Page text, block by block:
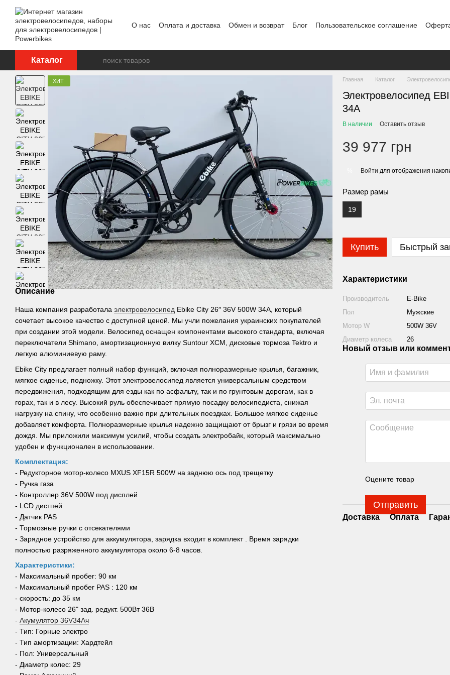
Перейти к основному контенту
О нас Оплата и доставка Обмен и возврат Блог Пользовательское соглашение
Каталог
ХИТ
Описание
Наша компания разработала электровелосипед Ebike City 26″ 36V 500W 34A, который
сочетает высокое качество с доступной ценой. Мы учли пожелания украинских покупателей
при создании этой модели. Велосипед оснащен компонентами высокого стандарта, включая
переключатели Shimano, амортизационную вилку Suntour XCM, дисковые тормоза Tektro и
легкую алюминиевую раму.
Ebike City предлагает полный набор функций, включая полноразмерные крылья, багажник,
мягкое сиденье, подножку. Этот электровелосипед является универсальным средством
передвижения, подходящим для езды как по асфальту, так и по грунтовым дорогам, как в
горах, так и в лесу. Высокий руль обеспечивает прямую посадку велосипедиста, снижая
нагрузку на спину, что особенно важно при длительных поездках. Большое мягкое сиденье
добавляет комфорта. Полноразмерные крылья надежно защищают от брызг и грязи во время
дождя. Мы приложили максимум усилий, чтобы создать электробайк, который максимально
удобен и функционален в использовании.
Комплектация:
- Редукторное мотор-колесо MXUS XF15R 500W на заднюю ось под трещетку
- Ручка газа
- Контроллер 36V 500W под дисплей
- LCD дистпей
- Датчик PAS
- Тормозные ручки с отсекателями
- Зарядное устройство для аккумулятора, зарядка входит в комплект . Время зарядки
полностью разряженного аккумулятора около 6-8 часов.
Характеристики:
- Максимальный пробег: 90 км
- Максимальный пробег PAS : 120 км
- скорость: до 35 км
- Мотор-колесо 26" зад. редукт. 500Вт 36В
- Акумулятор 36V34Ач
- Тип: Горные электро
- Тип амортизации: Хардтейл
- Пол: Универсальный
- Диаметр колес: 29
Главная Каталог
Электровелосипед
34A
В наличии Оставить отзыв
39 977 грн
Войти для отображения
Размер рамы
19
Купить Быстрый
Характеристики
Производитель
E-Bike
Пол
Мужские
Мотор W
500W 36V
Диаметр колеса
26
Новый отзыв или
Оцените товар
Отправить
Доставка Оплата